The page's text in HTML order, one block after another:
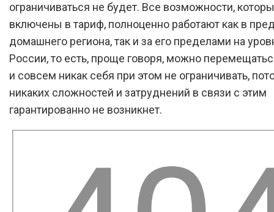
ограничиваться не будет. Все возможности,
включены в тариф, полноценно работают как в
домашнего региона, так и за его пределами на
России, то есть, проще говоря, можно
и совсем никак себя при этом не ограничивать,
никаких сложностей и затруднений в связи с этим
гарантированно не возникнет.